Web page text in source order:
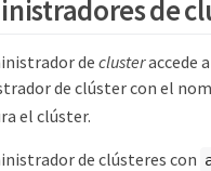
de
declusteraccede
de clúster con el
el clúster.
de clústeres con